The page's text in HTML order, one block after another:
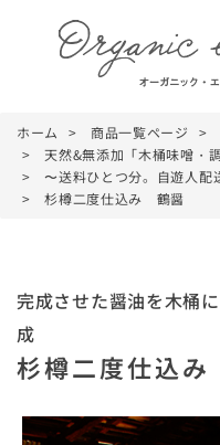
ホーム 商品一覧ページ
天然&無添加「木桶味噌・調
〜送料ひとつ分。自遊人配
杉樽二度仕込み 鶴醤
完成させた醤油を木桶
成
杉樽二度仕込